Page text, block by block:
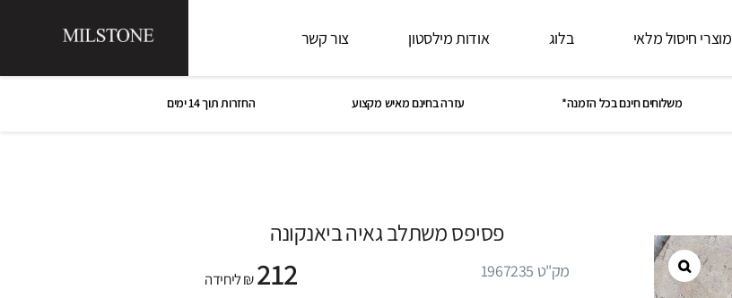
מוצרי חיסול מלאי בלוג אודות מילסטון צור קשר
משלוחים חינם בכל הזמנה* עזרה בחינם מאיש מקצוע החזרות תוך 14 ימים
פסיפס משתלב גאיה ביאנקונה
מק"ט 1967235 212₪ ליחידה